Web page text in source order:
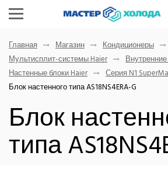
Главная Магазин Кондиционеры
Мультисплит-системы Haier
Настенные блоки Haier
Серия N1
Блок настенного типа AS18NS4ERA-G
Блок
типа